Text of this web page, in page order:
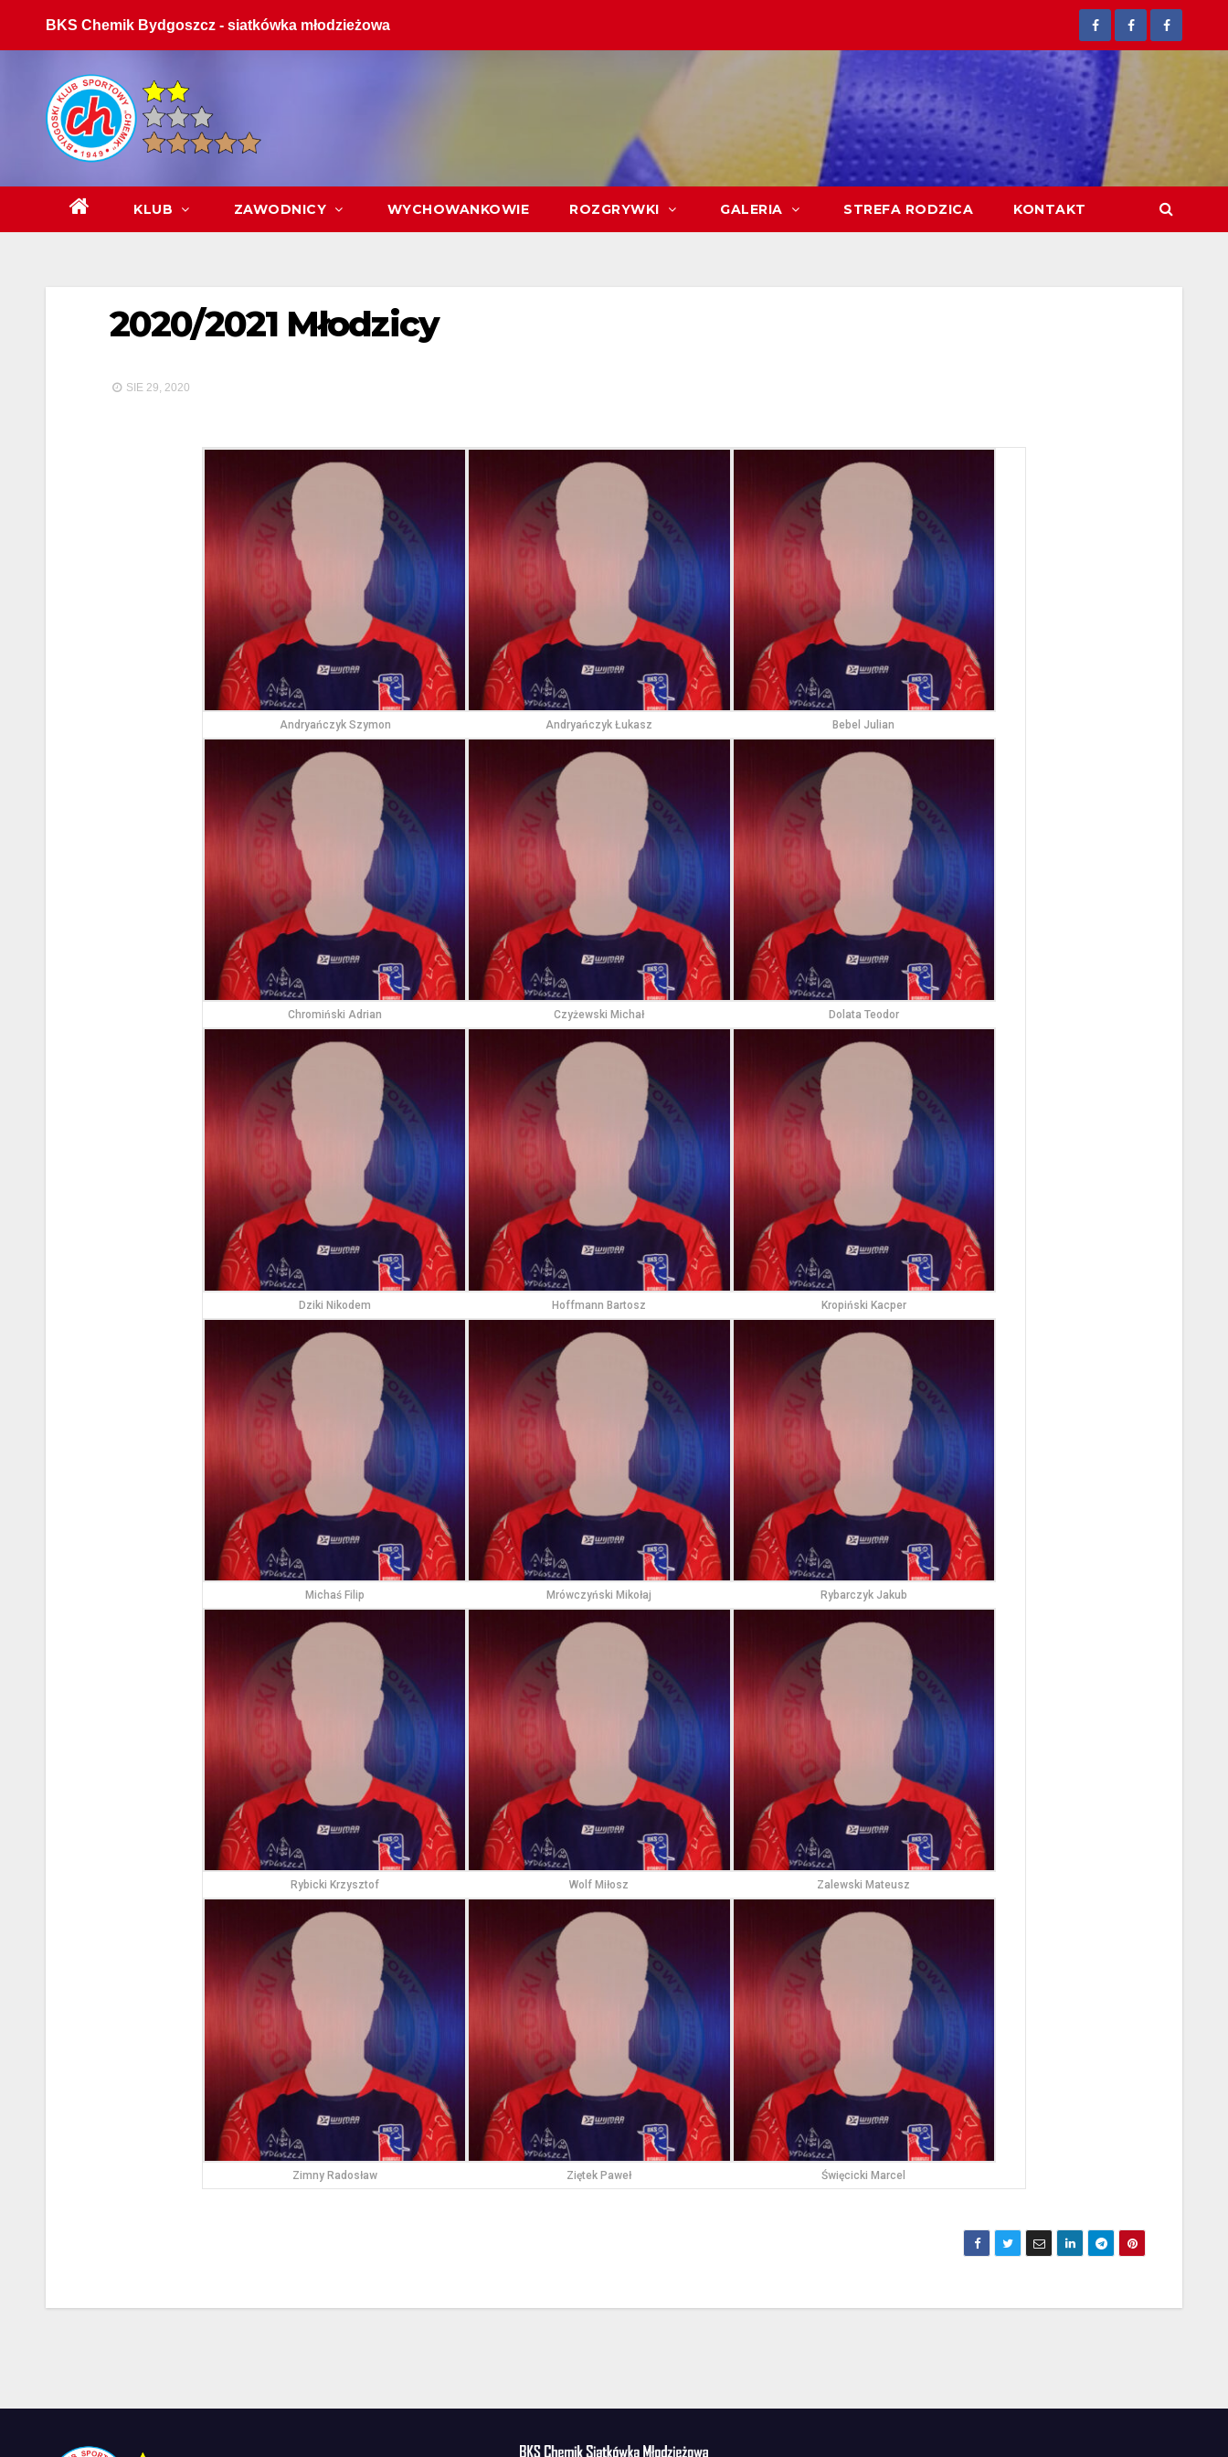
BKS Chemik Bydgoszcz - siatkówka młodzieżowa
KLUB ZAWODNICY WYCHOWANKOWIE ROZGRYWKI GALERIA STREFA RODZICA KONTAKT
2020/2021 Młodzicy
SIE 29, 2020
Andryańczyk Szymon Andryańczyk Łukasz Bebel Julian
Chromiński Adrian Czyżewski Michał Dolata Teodor
Dziki Nikodem Hoffmann Bartosz Kropiński Kacper
Michaś Filip Mrówczyński Mikołaj Rybarczyk Jakub
Rybicki Krzysztof Wolf Miłosz Zalewski Mateusz
Zimny Radosław Ziętek Paweł Święcicki Marcel